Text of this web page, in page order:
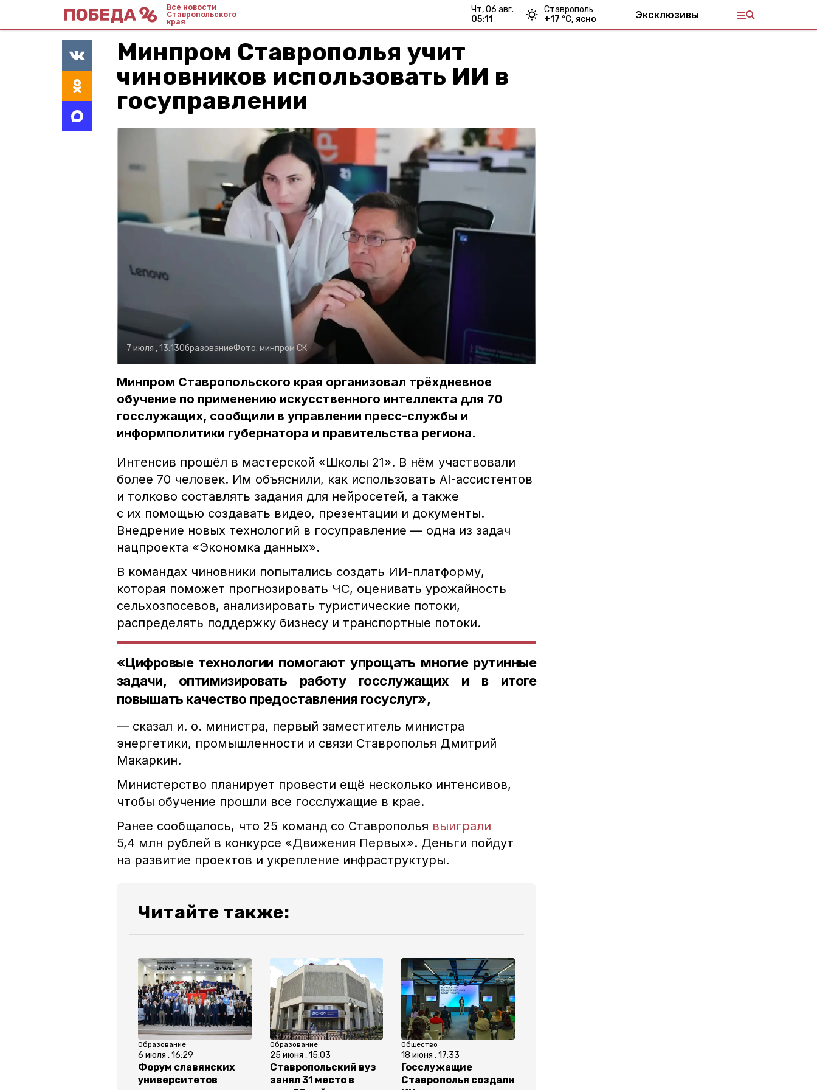
Все новости
Ставропольского
края
чт, 06 авг.
05:11
Ставрополь
+17 °С, ясно Эксклюзивы
Минпром Ставрополья учит
чиновников использовать ИИ в
госуправлении
7 июля , 13:13ОбразованиеФото: минпром СК
Минпром Ставропольского края организовал трёхдневное
обучение по применению искусственного интеллекта для 70
госслужащих, сообщили в управлении пресс-службы и
информполитики губернатора и правительства региона.
Интенсив прошёл в мастерской «Школы 21». В нём участвовали
более 70 человек. Им объяснили, как использовать AI-ассистентов
и толково составлять задания для нейросетей, а также
с их помощью создавать видео, презентации и документы.
Внедрение новых технологий в госуправление — одна из задач
нацпроекта «Экономка данных».
В командах чиновники попытались создать ИИ-платформу,
которая поможет прогнозировать ЧС, оценивать урожайность
сельхозпосевов, анализировать туристические потоки,
распределять поддержку бизнесу и транспортные потоки.
«Цифровые технологии помогают упрощать многие рутинные
задачи, оптимизировать работу госслужащих и в итоге
повышать качество предоставления госуслуг»,
— сказал и. о. министра, первый заместитель министра
энергетики, промышленности и связи Ставрополья Дмитрий
Макаркин.
Министерство планирует провести ещё несколько интенсивов,
чтобы обучение прошли все госслужащие в крае.
Ранее сообщалось, что 25 команд со Ставрополья выиграли
5,4 млн рублей в конкурсе «Движения Первых». Деньги пойдут
на развитие проектов и укрепление инфраструктуры.
Читайте также:
Образование
6 июля , 16:29
Форум славянских
университетов
Образование
25 июня , 15:03
Ставропольский вуз
занял 31 место в
Общество
18 июня , 17:33
Госслужащие
Ставрополья создали